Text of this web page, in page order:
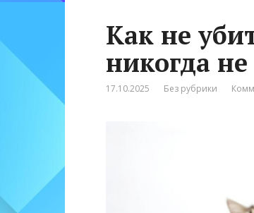
Как не
никогда
17.10.2025 Без рубрики